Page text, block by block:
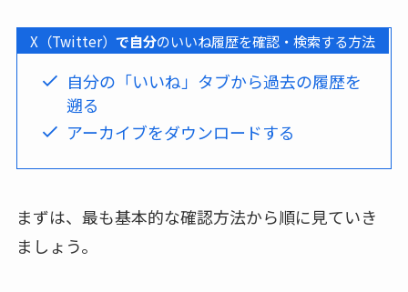
X（Twitter）で自分のいいね履歴を確認・検索する方法
自分の「いいね」タブから過去の履歴を
遡る
アーカイブをダウンロードする
まずは、最も基本的な確認方法から順に見ていき
ましょう。